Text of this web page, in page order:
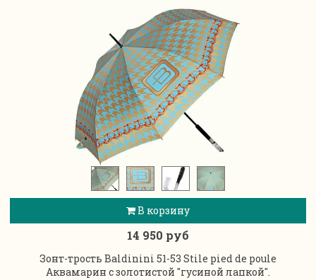
В корзину
14 950 руб
Зонт-трость Baldinini 51-53 Stile pied de poule
Аквамарин с золотистой "гусиной лапкой".